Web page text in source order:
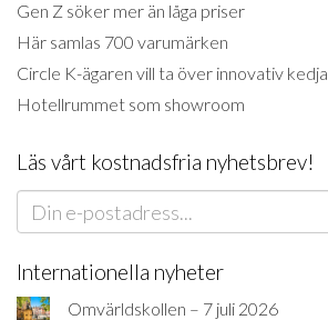
Gen Z söker mer än låga priser
Här samlas 700 varumärken
Circle K-ägaren vill ta över innovativ kedja
Hotellrummet som showroom
Läs vårt kostnadsfria nyhetsbrev!
Internationella nyheter
Omvärldskollen – 7 juli 2026